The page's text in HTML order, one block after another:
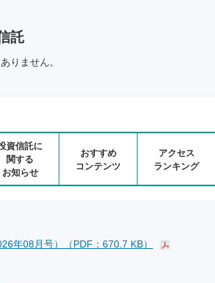
託
りません。
資信託に
関する
お知らせ
おすすめ
コンテンツ
アクセス
ランキング
年08月号）（PDF：670.7 KB）